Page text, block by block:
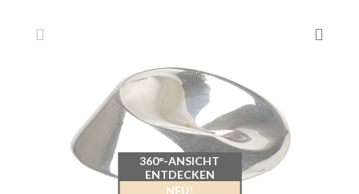
360°-ANSICHT
ENTDECKEN
NEU!